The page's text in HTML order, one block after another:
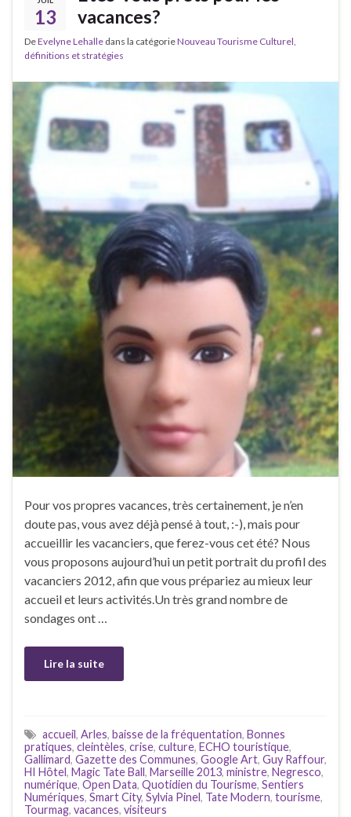
13
vacances?
DeEvelyne Lehalle dans la catégorieNouveau Tourisme Culturel,
définitions et stratégies
Pour vos propres vacances, très certainement, je n’en
doute pas, vous avez déjà pensé à tout, :-), mais pour
accueillir les vacanciers, que ferez-vous cet été? Nous
vous proposons aujourd’hui un petit portrait du profil des
vacanciers 2012, afin que vous prépariez au mieux leur
accueil et leurs activités.Un très grand nombre de
sondages ont …
Lire la suite
accueil, Arles, baisse de la fréquentation, Bonnes
pratiques, cleintèles, crise, culture, ECHO touristique,
Gallimard, Gazette des Communes, Google Art, Guy Raffour,
HI Hôtel, Magic Tate Ball, Marseille 2013, ministre, Negresco,
numérique, Open Data, Quotidien du Tourisme, Sentiers
Numériques, Smart City, Sylvia Pinel, Tate Modern, tourisme,
Tourmag, vacances, visiteurs